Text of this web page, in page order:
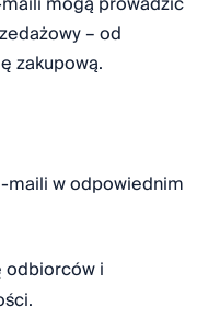
– od
zakupową.
maili w odpowiednim
odbiorców i